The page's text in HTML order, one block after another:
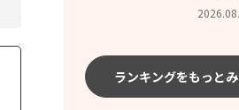
共演の
ランキングをもっと